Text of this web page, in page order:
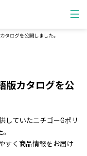
タログを公開しました。
版カタログを公
していたニチゴーGポリ
すく商品情報をお届け